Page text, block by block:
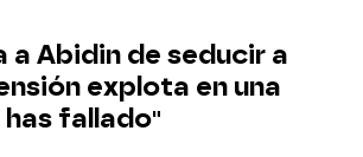
a Abidin de seducir a
explota en una
fallado"